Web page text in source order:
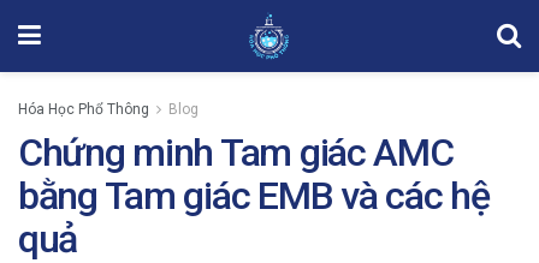
Hóa Học Phổ Thông Blog
Chứng minh Tam giác AMC
bằng Tam giác EMB và các hệ
quả